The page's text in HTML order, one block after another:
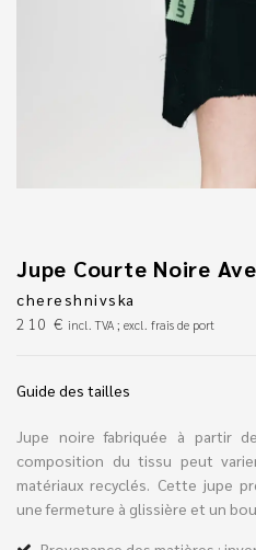
chereshnivska
210 € incl. TVA ; excl. frais de port
Guide des tailles
Jupe noire fabriquée à partir
composition du tissu peut
matériaux recyclés. Cette jupe
une fermeture à glissière et un